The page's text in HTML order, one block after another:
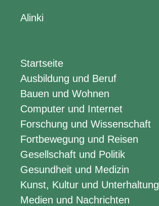
Alinki
Startseite
Ausbildung und Beruf
Bauen und Wohnen
Computer und Internet
Forschung und Wissenschaft
Fortbewegung und Reisen
Gesellschaft und Politik
Gesundheit und Medizin
Kunst, Kultur und Unterhaltung
Medien und Nachrichten